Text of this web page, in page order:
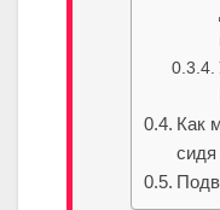
Как